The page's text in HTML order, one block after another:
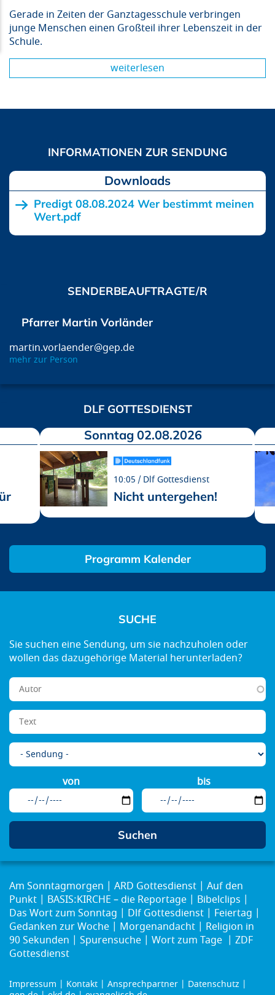
Gerade in Zeiten der Ganztagesschule verbringen
junge Menschen einen Großteil ihrer Lebenszeit in der
Schule.
weiterlesen
Downloads
Predigt 08.08.2024 Wer bestimmt meinen
Wert.pdf
SENDERBEAUFTRAGTE/R
Pfarrer Martin Vorländer
martin.vorlaender@gep.de
mehr zur Person
DLF GOTTESDIENST
Sonntag 02.08.2026
10:05 Dlf Gottesdienst
Nicht untergehen!
Programm Kalender
SUCHE
von bis
Am Sonntagmorgen ARD Gottesdienst
Auf den
Punkt
BASIS:KIRCHE – die Reportage
Bibelclips
Das Wort zum Sonntag
Dlf Gottesdienst
Feiertag
Gedanken zur Woche
Morgenandacht
Religion in
90 Sekunden
Spurensuche Wort zum Tage
ZDF
Gottesdienst
Impressum Kontakt Ansprechpartner
Datenschutz